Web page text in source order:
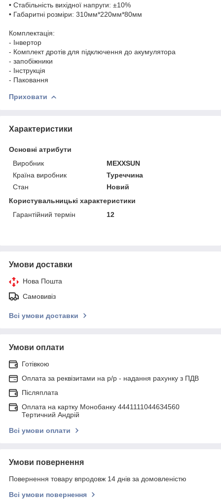
• Стабільність вихідної напруги: ±10%
• Габаритні розміри: 310мм*220мм*80мм
Комплектація:
- Інвертор
- Комплект дротів для підключення до акумулятора
- запобіжники
- Інструкція
- Паковання
Приховати
Характеристики
Основні атрибути
Виробник
MEXXSUN
Країна виробник
Туреччина
Стан
Новий
Користувальницькі характеристики
Гарантійний термін
12
Умови доставки
Нова Пошта
Самовивіз
Всі умови доставки
Умови оплати
Готівкою
Оплата за реквізитами на р/р - надання рахунку з ПДВ
Післяплата
Оплата на картку Монобанку 4441111044634560
Тертичний Андрій
Всі умови оплати
Умови повернення
Повернення товару впродовж 14 днів за домовленістю
Всі умови повернення